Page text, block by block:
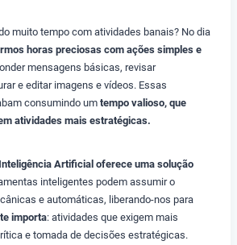
muito tempo com atividades banais? No dia
horas preciosas com ações simples e
mensagens básicas, revisar
e editar imagens e vídeos. Essas
consumindo um tempo valioso, que
atividades mais estratégicas.
Inteligência Artificial oferece uma solução
inteligentes podem assumir o
e automáticas, liberando-nos para
importa: atividades que exigem mais
e tomada de decisões estratégicas.